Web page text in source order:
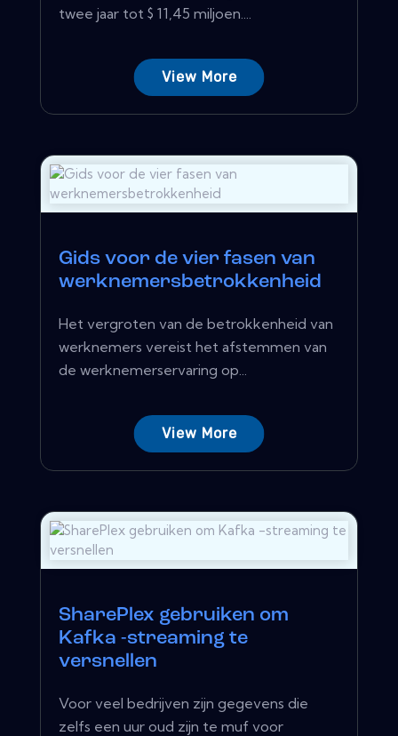
twee jaar tot $ 11,45 miljoen....
View More
Gids voor de vier fasen van
werknemersbetrokkenheid
Het vergroten van de betrokkenheid van
werknemers vereist het afstemmen van
de werknemerservaring op...
View More
SharePlex gebruiken om
Kafka -streaming te
versnellen
Voor veel bedrijven zijn gegevens die
zelfs een uur oud zijn te muf voor